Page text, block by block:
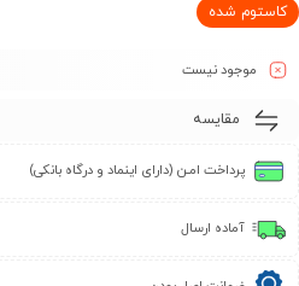
کاستوم شده
موجود نیست
مقایسه
پرداخت امـن (دارای اینماد و درگاه بانکی)
آماده ارسال